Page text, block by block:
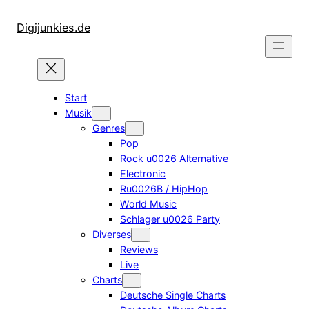
InhaltDigijunkies.de
Start
Musik
Genres
Pop
Rock u0026 Alternative
Electronic
Ru0026B / HipHop
World Music
Schlager u0026 Party
Diverses
Reviews
Live
Charts
Deutsche Single Charts